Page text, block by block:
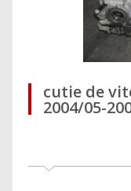
cutie de
2004/05-